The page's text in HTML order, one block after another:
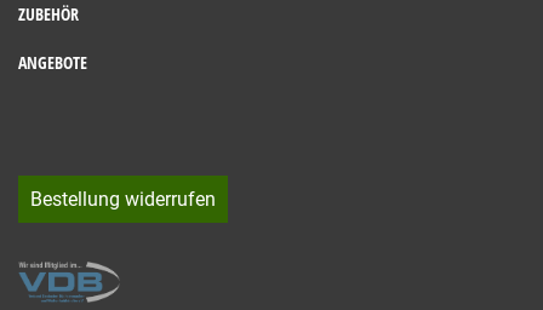
ZUBEHÖR
ANGEBOTE
Bestellung widerrufen